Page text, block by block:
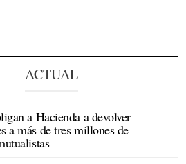
ACTUAL
a Hacienda a devolver
a más de tres millones de